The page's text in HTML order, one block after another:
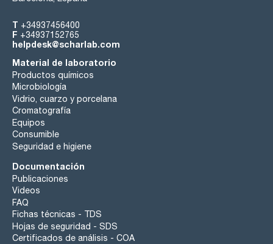
T +34937456400
F +34937152765
helpdesk@scharlab.com
Material de laboratorio
Productos químicos
Microbiología
Vidrio, cuarzo y porcelana
Cromatografía
Equipos
Consumible
Seguridad e higiene
Documentación
Publicaciones
Videos
FAQ
Fichas técnicas - TDS
Hojas de seguridad - SDS
Certificados de análisis - COA